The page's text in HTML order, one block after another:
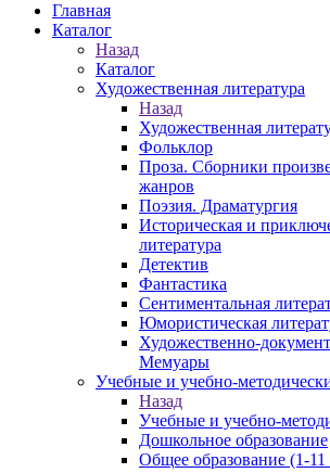
Главная
Каталог
Назад
Каталог
Художественная литература
Назад
Художественная
Фольклор
Проза. Сборники
жанров
Поэзия. Драматургия
Историческая и
литература
Детектив
Фантастика
Сентиментальная
Юмористическая
Художественно-
Мемуары
Учебные и учебно-
Назад
Учебные и учебно-
Дошкольное образование
Общее образование (1-11